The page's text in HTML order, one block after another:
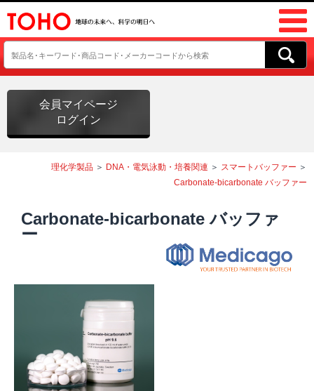
会員マイページ
ログイン
理化学製品 ＞ DNA・電気泳動・培養関連 ＞ スマートバッファー ＞
Carbonate-bicarbonate バッファー
Carbonate-bicarbonate バッファ
ー